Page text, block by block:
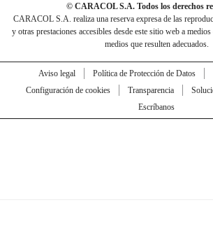
© CARACOL S.A. Todos los derechos
CARACOL S.A. realiza una reserva expresa de las
y otras prestaciones accesibles desde este sitio web a
medios que resulten adecuados.
Aviso legal Política de Protección de Datos
Configuración de cookies
Transparencia
Escríbanos